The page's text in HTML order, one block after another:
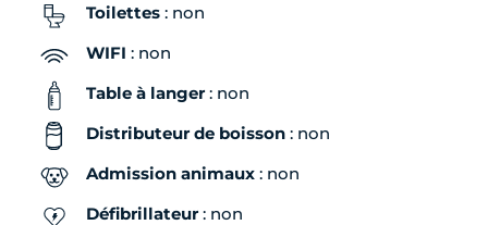
Toilettes : non
WIFI : non
Table à langer: non
Distributeur de boisson : non
Admission animaux : non
Défibrillateur: non